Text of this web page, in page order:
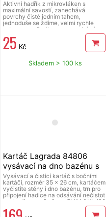
Aktivní hadřík z mikrovláken s
maximální savostí, zanechává
povrchy čisté jedním tahem,
jednoduše se ždíme, velmi rychle
schne, nepoškrábe, nezanechává
šmouhy ani chlupy, nevyžaduje
použití chemických prostředků, je
možné jej opakovaně prát v pračce,
25 Kč
Skladem > 100 ks
Kartáč Lagrada 84806
vysávací na dno bazénu s
bočními kartáči
Vysávací a čistící kartáč s bočními
kartáči, rozměr 35 x 26 cm, kartáčem
vyčistíte stěny i dno bazénu, trn pro
připojení hadice na odsávání nečistot
pro hadice s průměrem 5/4" i 6/4" (32
i 38 mm).